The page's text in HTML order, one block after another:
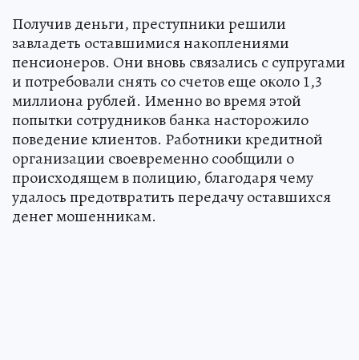
Получив деньги, преступники решили
завладеть оставшимися накоплениями
пенсионеров. Они вновь связались с супругами
и потребовали снять со счетов еще около 1,3
миллиона рублей. Именно во время этой
попытки сотрудников банка насторожило
поведение клиентов. Работники кредитной
организации своевременно сообщили о
происходящем в полицию, благодаря чему
удалось предотвратить передачу оставшихся
денег мошенникам.